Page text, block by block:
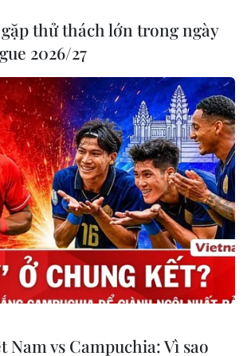
cận nguồn vốn của các định
Minh Thúy (Vietnam+)
thử thách lớn trong ngày
2026/27
Nam vs Campuchia: Vì sao